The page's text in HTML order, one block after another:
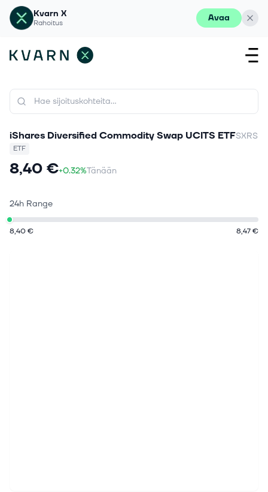
Kvarn X
Rahoitus Avaa
iShares Diversified Commodity Swap UCITS ETFSXRS
ETF
8,40 €+0.32%Tänään
24h Range
8,40 € 8,47 €